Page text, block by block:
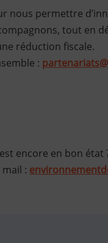
nous permettre
tout en
réduction fiscale.
:
encore en bon
: